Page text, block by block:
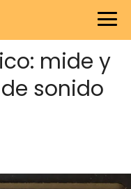
mide y
sonido